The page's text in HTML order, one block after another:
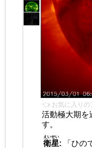
👈 お気に入りの
活動極大期を
す。
衛星
えいせい
:
「ひの